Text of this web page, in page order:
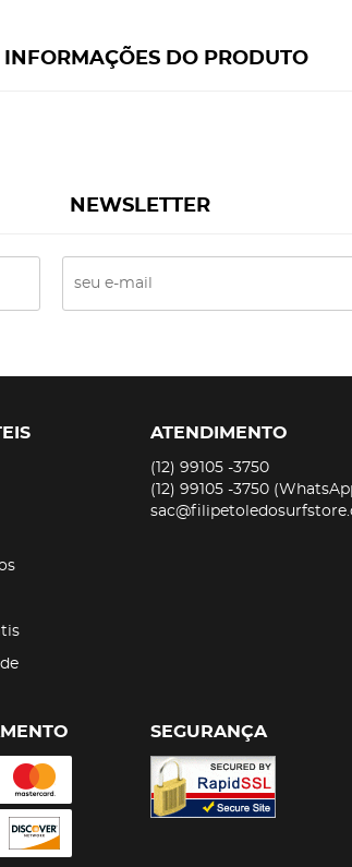
INFORMAÇÕES DO PRODUTO
NEWSLETTER
ATENDIMENTO
(12) 99105 -3750
(12) 99105 -3750
SEGURANÇA